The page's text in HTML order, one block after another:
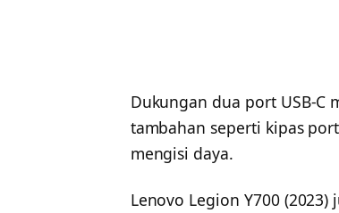
Dukungan dua port USB-C
tambahan seperti kipas
mengisi daya.
Lenovo Legion Y700